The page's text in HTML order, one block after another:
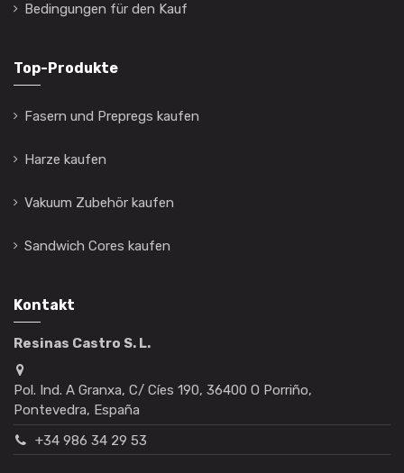
Bedingungen für den Kauf
Top-Produkte
Fasern und Prepregs kaufen
Harze kaufen
Vakuum Zubehör kaufen
Sandwich Cores kaufen
Kontakt
Resinas Castro S. L.
Pol. Ind. A Granxa, C/ Cíes 190, 36400 O Porriño,
Pontevedra, España
+34 986 34 29 53